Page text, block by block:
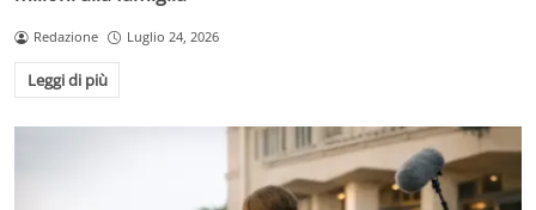
Redazione Luglio 24, 2026
Leggi di più